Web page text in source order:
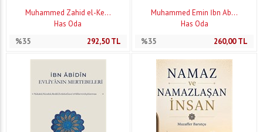
Muhammed Zahid el-Ke...
Has Oda
%35
292,50TL
Muhammed Emin İbn Ab...
Has Oda
%35
260,00TL